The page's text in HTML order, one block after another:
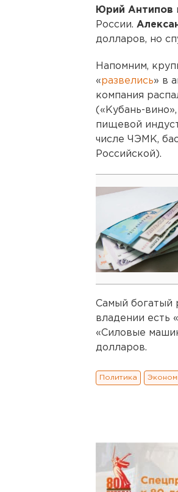
Юрий Антипов
России.
долларов, но
Напомним,
«развелись» в
компания
(«Кубань-
пищевой
числе ЧЭМК,
Российской).
Самый богатый
владении есть
«Силовые
долларов.
Политика